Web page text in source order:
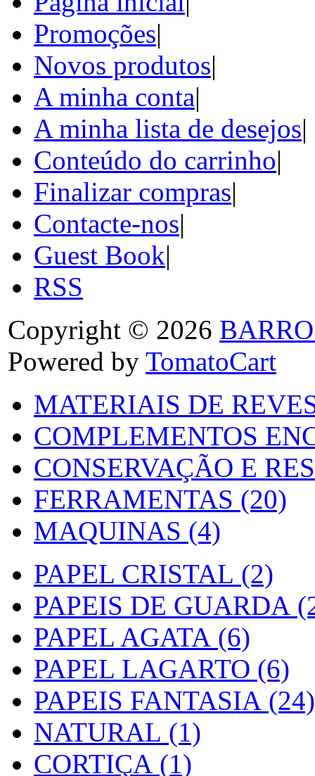
Promoções|
Novos produtos|
A minha conta|
A minha lista de desejos|
Conteúdo do carrinho|
Finalizar compras|
Contacte-nos|
Guest Book|
RSS
Copyright © 2026
Powered by TomatoCart
MATERIAIS DE
COMPLEMENTOS
CONSERVAÇÃO E
FERRAMENTAS (20)
MAQUINAS (4)
PAPEL CRISTAL (2)
PAPEIS DE GUARDA
PAPEL AGATA (6)
PAPEL LAGARTO (6)
PAPEIS FANTASIA (24)
NATURAL (1)
CORTIÇA (1)